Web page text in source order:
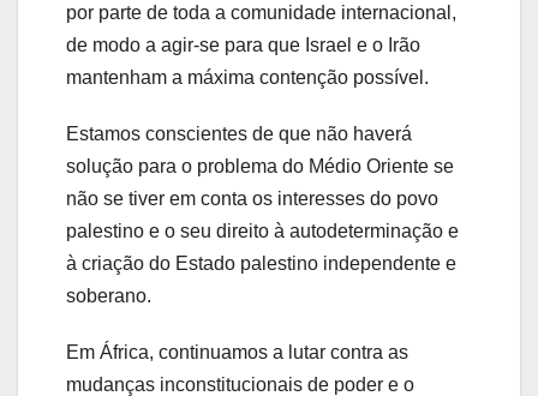
por parte de toda a comunidade internacional,
de modo a agir-se para que Israel e o Irão
mantenham a máxima contenção possível.
Estamos conscientes de que não haverá
solução para o problema do Médio Oriente se
não se tiver em conta os interesses do povo
palestino e o seu direito à autodeterminação e
à criação do Estado palestino independente e
soberano.
Em África, continuamos a lutar contra as
mudanças inconstitucionais de poder e o